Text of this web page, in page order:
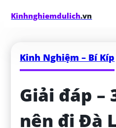
Kinhnghiemdulich.vn
Kinh Nghiệm – Bí Kíp
Giải đáp –
nên đi Đà